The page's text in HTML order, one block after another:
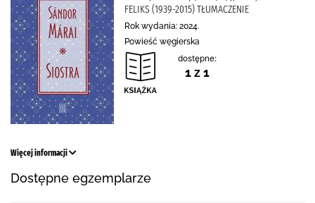
FELIKS (1939-2015) TŁUMACZENIE
Rok wydania: 2024.
Powieść węgierska
dostępne:
1 z 1
Więcej informacji
Dostępne egzemplarze